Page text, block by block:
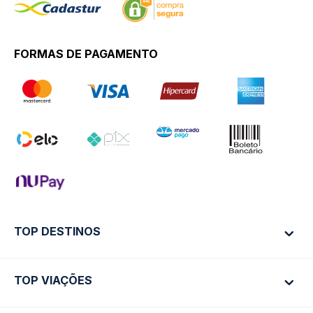
FORMAS DE PAGAMENTO
TOP DESTINOS
Ônibus Rio de Janeiro
TOP VIAÇÕES